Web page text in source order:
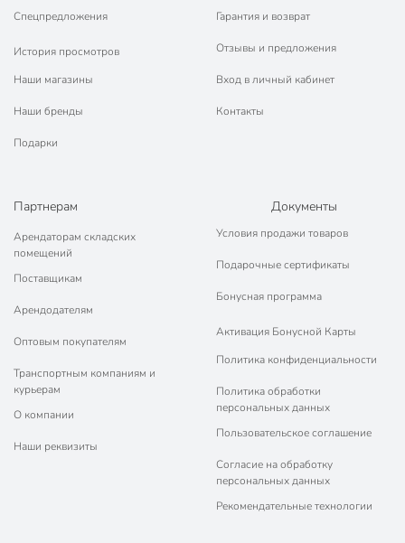
Спецпредложения
История просмотров
Наши магазины
Наши бренды
Подарки
Гарантия и возврат
Отзывы и предложения
Вход в личный кабинет
Контакты
Партнерам
Арендаторам складских
помещений
Поставщикам
Арендодателям
Оптовым покупателям
Транспортным компаниям и
курьерам
О компании
Наши реквизиты
Документы
Условия продажи товаров
Подарочные сертификаты
Бонусная программа
Активация Бонусной Карты
Политика конфиденциальности
Политика обработки
персональных данных
Пользовательское соглашение
Согласие на обработку
персональных данных
Рекомендательные технологии